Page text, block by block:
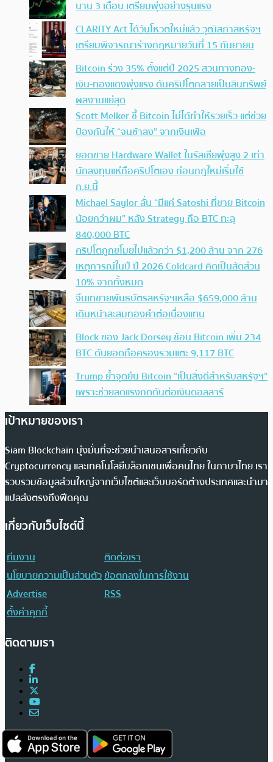
นาน 3 เดือน เตรียมพุ่งอย่างรุนแรง
CLARITY Act ได้วันโหวตใหม่แล้ว วุฒิสภาสหรัฐฯ
เตรียมพิจารณาร่างกฎหมายวันที่ 15 กันยายน
Bitcoin ร่วง 35% ตั้งแต่ปี 2025 สวนทางทอง-
เงิน-ทองแดงพุ่งแรง ดันคริปโตกลายเป็นสินทรัพย์
ผลงานแย่สุด
Scott Melker ชี้ Bitcoin ไม่ได้ทำให้รวยเร็ว แต่ช่วย
ป้องกันให้ “จนช้าลง” จากเงินเฟ้อ
ยอดขาย Hardware Wallet ในรัสเซียพุ่งสูง 2 เท่า
นักลงทุนแห่ถือคริปโตเอง ก่อนกฎใหม่เริ่มใช้
ก.ย.นี้
Michael Saylor ลั่น “มีแค่ Satoshi ที่ขาย Bitcoin
น้อยกว่าผม” หลัง Strategy ถือ BTC ทะลุ
840,000 BTC
คริปโตถูกขโมยไปแล้วกว่า $1,200 ล้าน จาก 276
เหตุการณ์ในปี ปี 2026 Coldcard คิดเป็นสัดส่วน
10% จากทั้งหมด
จีนเทขายพันธบัตรสหรัฐฯเหลือ $659,000 ล้าน
เดินหน้าสะสมทองคำต่อเนื่องแทน
Block ของ Jack Dorsey ช้อน Bitcoin เพิ่ม 234
BTC ดันยอดถือครองรวมแตะ 9,117 BTC
Trump ย้ำจุดยืน Bitcoin “เป็นสิ่งดีสำหรับสหรัฐฯ”
เพราะช่วยลดแรงกดดันต่อเงินดอลลาร์
เป้าหมายของเรา
Siam Blockchain มุ่งมั่นที่จะช่วยนำเสนอสารเกี่ยวกับ
Cryptocurrency และเทคโนโลยีบล็อกเชนเพื่อคนไทย ในภาษาไทย เรา
รวบรวมข้อมูลส่วนใหญ่จากเว็บไซต์และเว็บบอร์ดต่างประเทศและนำมา
แปลส่งตรงถึงฟีดคุณ
เกี่ยวกับเว็บไซต์นี้
ทีมงาน
ติดต่อเรา
นโยบายความเป็นส่วนตัวข้อตกลงในการใช้งาน
Advertise
RSS
ตั้งค่าคุกกี้
ติดตามเรา